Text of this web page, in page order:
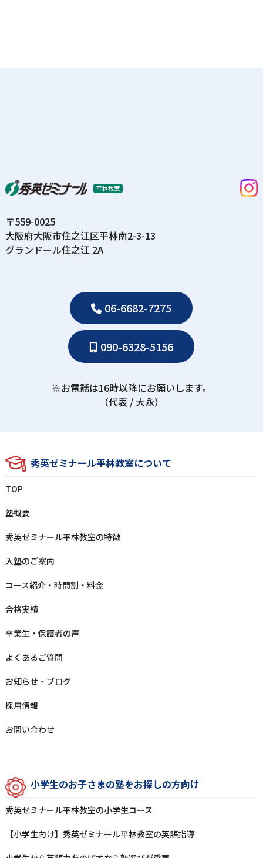
平林教室
〒559-0025
⼤阪府⼤阪市住之江区平林南2-3-13
グランドール住之江 2A
06-6682-7275
090-6328-5156
※お電話は16時以降にお願いします。
（代表 / ⼤永）
秀英ゼミナール平林教室について
TOP
塾概要
秀英ゼミナール平林教室の特徴
⼊塾のご案内
コース紹介・時間割・料⾦
合格実績
卒業⽣‧保護者の声
よくあるご質問
お知らせ‧ブログ
採⽤情報
お問い合わせ
⼩学⽣のお⼦さまの塾をお探しの⽅向け
秀英ゼミナール平林教室の⼩学⽣コース
【小学生向け】秀英ゼミナール平林教室の英語指導